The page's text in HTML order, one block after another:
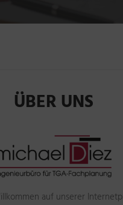
ÜBER UNS
auf unserer